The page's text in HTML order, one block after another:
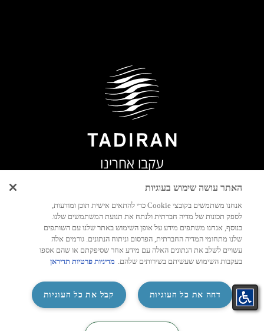
עקבו אחרינו
האתר עושה שימוש בעוגיות
אנחנו משתמשים בקובצי Cookie כדי להתאים אישית תוכן ומודעות,
לספק תכונות של מדיה חברתית ולנתח את תנועת המשתמשים שלנו.
בנוסף, אנחנו משתפים מידע על אופן השימוש באתר שלנו עם השותפים
שלנו מתחומי המדיה החברתית, הפרסום וניתוח הנתונים. גורמים אלה
עשויים לשלב את הנתונים האלה עם מידע אחר שסיפקתם או שהם אספו
בעקבות השימוש שעשיתם בשירותים שלהם. מדיניות פרטיות תדיראן
קבל את כל העוגיות ‏דחה את כל העוגיות